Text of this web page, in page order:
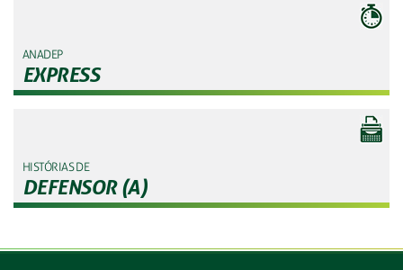
ANADEP
EXPRESS
HISTÓRIAS DE
DEFENSOR (A)